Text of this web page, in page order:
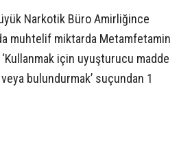
Narkotik Büro Amirliğince
muhtelif miktarda Metamfetamin
için uyuşturucu madde
bulundurmak’ suçundan 1